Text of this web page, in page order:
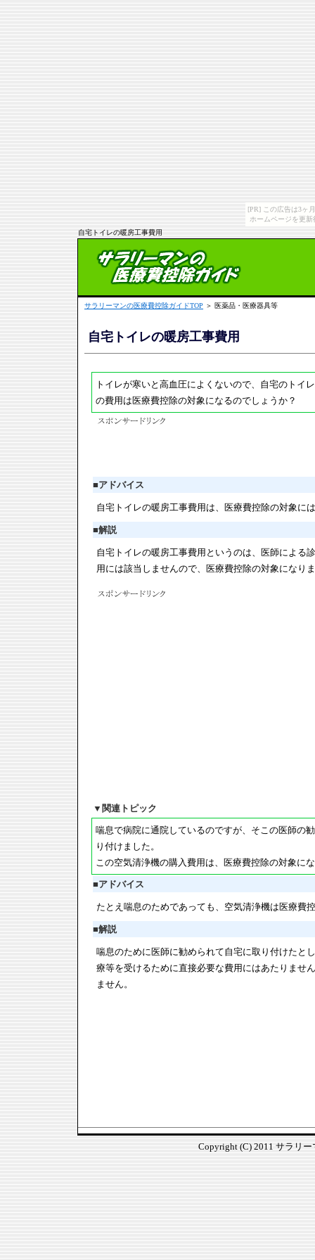
[PR] この広告は3ヶ
ホームページを更
自宅トイレの暖房工事費用
サラリーマンの医療費控除ガイドTOP ＞ 医薬品・医療器具等
自宅トイレの暖房工事費用
トイレが寒いと高血圧によくないので、自宅のトイ
の費用は医療費控除の対象になるのでしょうか？
■アドバイス
自宅トイレの暖房工事費用は、医療費控除の対象に
■解説
自宅トイレの暖房工事費用というのは、医師による
用には該当しませんので、医療費控除の対象になり
▼ 関連トピック
喘息で病院に通院しているのですが、そこの医師の
り付けました。
この空気清浄機の購入費用は、医療費控除の対象に
■アドバイス
たとえ喘息のためであっても、空気清浄機は医療費
■解説
喘息のために医師に勧められて自宅に取り付けたと
療等を受けるために直接必要な費用にはあたりませ
ません。
Copyright (C) 2011 サラリ